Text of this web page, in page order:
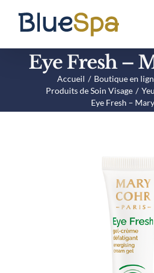
contenu
Eye Fresh –
Accueil
Boutique en
Produits de Soin Visage
Eye Fresh –